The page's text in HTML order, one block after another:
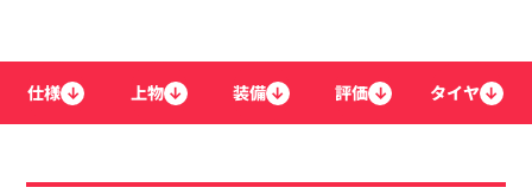
仕様 ↓ 上物 ↓ 装備 ↓ 評価 ↓ タイヤ ↓